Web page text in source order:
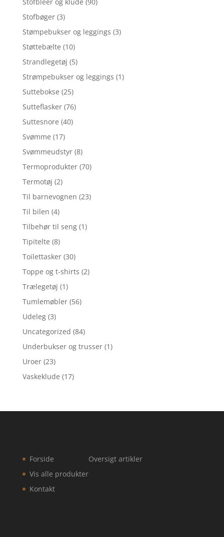
Stofbøger (3)
Stømpebukser og leggings (3)
Støttebælte (10)
Strandlegetøj (5)
Strømpebukser og leggings (1)
Suttebokse (25)
Sutteflasker (76)
Suttesnore (40)
Svømme (17)
Svømmeudstyr (8)
Termoprodukter (70)
Termotøj (2)
Til barnevognen (23)
Til bilen (4)
Tilbehør til seng (1)
Tipitelte (8)
Toilettasker (30)
Toppe og t-shirts (2)
Trælegetøj (1)
Tumlemøbler (56)
Udeleg (3)
Uncategorized (84)
Underbukser og trusser (1)
Uroer (23)
Vaskeklude (17)
Forside
Vis alle produkter
Kontakt
Oversigt artikler